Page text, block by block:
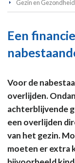
Gezin en Gezondheid
Een
Voor de
overlijden.
achterblijvende
een overlijden
van het gezin.
moeten er extra